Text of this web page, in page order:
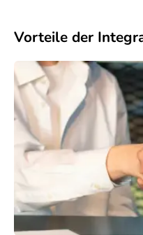
Vorteile der